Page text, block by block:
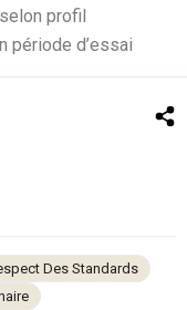
profil
période d’essai
Des Standards